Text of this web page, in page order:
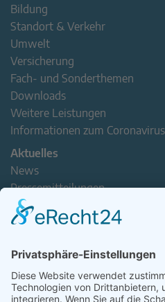
Bildung
Standort & Verkehr
Umwelt
Versicherung
Fach- und Sonderthemen
Downloads
Weitere Leistungen
Informationen zum Coronavirus
Aktuelles
News
Pressemitteilungen
Newsletter
Handel(n) im Norden –
Verband erleben
Der Tag des Norddeutschen
Jetzt Mitarbeitende